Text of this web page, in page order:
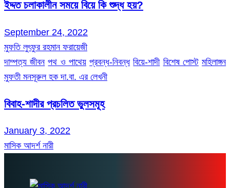
ইদ্দত চলাকালীন সময়ে বিয়ে কি শুদ্ধ হয়?
September 24, 2022
মুফতি লুৎফুর রহমান ফরায়েজী
দাম্পত্য জীবন পথ ও পাথেয় প্রবন্ধ-নিবন্ধ বিয়ে-শাদী বিশেষ পোস্ট মহিলাঙ্গন
মুফতী মনসূরুল হক দা.বা. এর লেখনী
বিবাহ-শাদীর প্রচলিত ভুলসমূহ
January 3, 2022
মাসিক আদর্শ নারী